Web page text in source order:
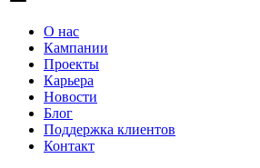
О нас
Кампании
Проекты
Карьера
Новости
Блог
Поддержка клиентов
Контакт